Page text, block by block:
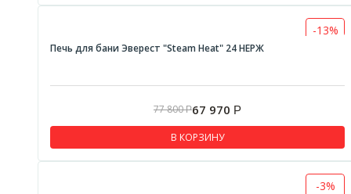
-13%
Печь для бани Эверест "Steam Heat" 24 НЕРЖ
77 800Р67 970 Р
В КОРЗИНУ
-3%